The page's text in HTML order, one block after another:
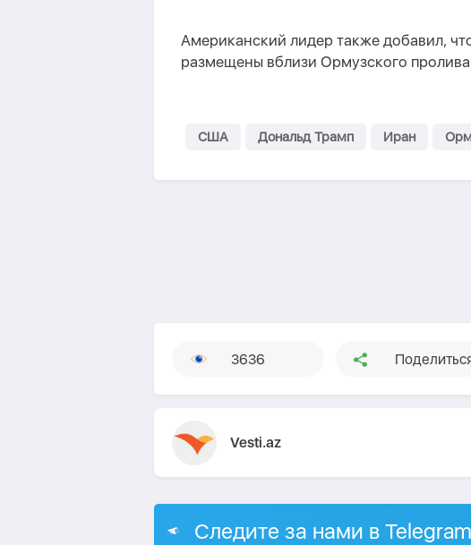
Американский лидер также добавил,
размещены вблизи Ормузского
США Дональд Трамп Иран
3636
Vesti.az
Следите за нами в Telegram